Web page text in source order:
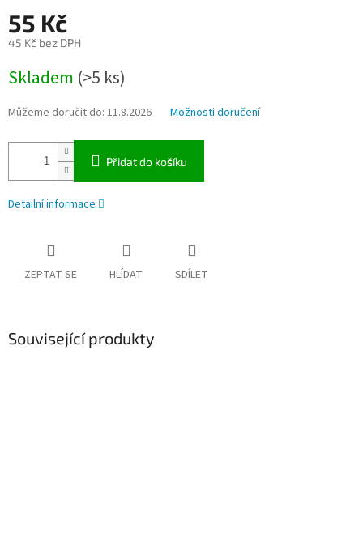
55 Kč
45 Kč bez DPH
cena:
Skladem (>5 ks)
Můžeme doručit do: 11.8.2026 Možnosti doručení
Přidat do košíku
Detailní informace
ZEPTAT SE HLÍDAT SDÍLET
Související produkty